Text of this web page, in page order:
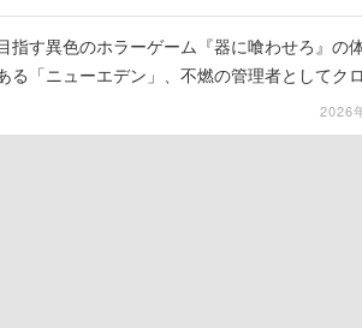
指す異色のホラーゲーム『器に喰わせろ』の
る「ニューエデン」、不燃の管理者としてク
2026